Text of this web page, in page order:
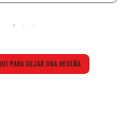
PARA DEJAR UNA RESEÑA